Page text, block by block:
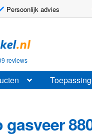
Persoonlijk advies
reviews